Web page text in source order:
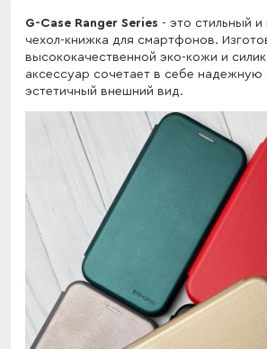
G-Case Ranger Series - это стильный и
чехол-книжка для смартфонов.
высококачественной эко-кожи и
аксессуар сочетает в себе надежную
эстетичный внешний вид.